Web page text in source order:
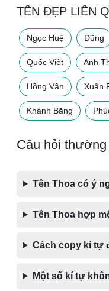
TÊN ĐẸP LIÊN
Ngọc Huệ Dũng
Quốc Việt Anh
Hồng Vân Xuân
Khánh Băng
Câu hỏi
Tên Thoa có ý
Tên Thoa hợp
Cách copy kí tự
Một số kí tự